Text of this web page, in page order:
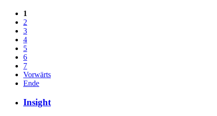
1
2
3
4
5
6
7
Vorwärts
Ende
Insight